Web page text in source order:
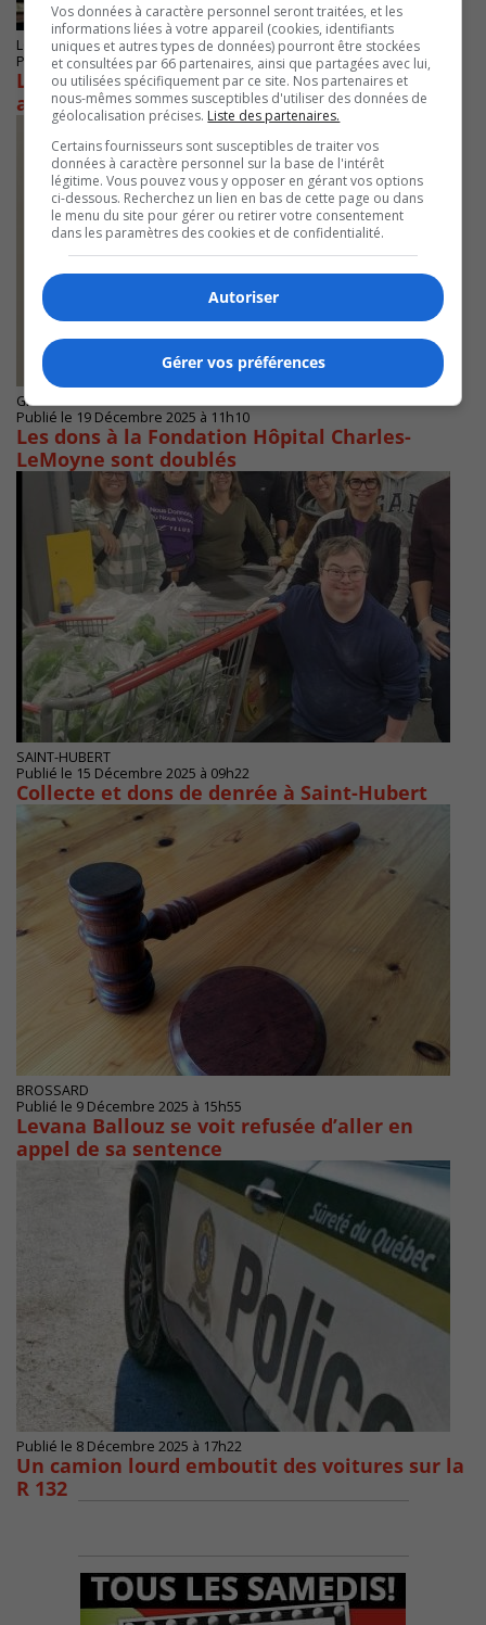
LONGUEUIL
Publié le 26 janvier 2026 à 09h22
Les transporteurs scolaires sont inquiets des
agissements d’automobilistes
GREENFIELD PARK
Publié le 19 Décembre 2025 à 11h10
Les dons à la Fondation Hôpital Charles-
LeMoyne sont doublés
SAINT-HUBERT
Publié le 15 Décembre 2025 à 09h22
Collecte et dons de denrée à Saint-Hubert
BROSSARD
Publié le 9 Décembre 2025 à 15h55
Levana Ballouz se voit refusée d’aller en
appel de sa sentence
Publié le 8 Décembre 2025 à 17h22
Un camion lourd emboutit des voitures sur la
R 132
Vos données à caractère personnel seront traitées, et les
informations liées à votre appareil (cookies, identifiants
uniques et autres types de données) pourront être stockées
et consultées par 66 partenaires, ainsi que partagées avec lui,
ou utilisées spécifiquement par ce site. Nos partenaires et
nous-mêmes sommes susceptibles d'utiliser des données de
géolocalisation précises. Liste des partenaires.
Certains fournisseurs sont susceptibles de traiter vos
données à caractère personnel sur la base de l'intérêt
légitime. Vous pouvez vous y opposer en gérant vos options
ci-dessous. Recherchez un lien en bas de cette page ou dans
le menu du site pour gérer ou retirer votre consentement
dans les paramètres des cookies et de confidentialité.
Autoriser
Gérer vos préférences